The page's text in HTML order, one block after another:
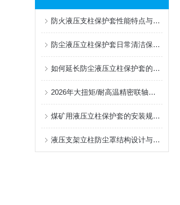
防火液压支柱保护套性能特点与阻燃防护应用
防尘液压立柱保护套日常清洁保养与更换规范
如何延长防尘液压立柱保护套的使用寿命？
2026年大扭矩/耐高温精密联轴器定制找哪家？能实现精准定制的优质厂家盘点
煤矿用液压立柱保护套的安装规范与使用寿命提升方案
液压支架立柱防尘罩结构设计与密封防护原理